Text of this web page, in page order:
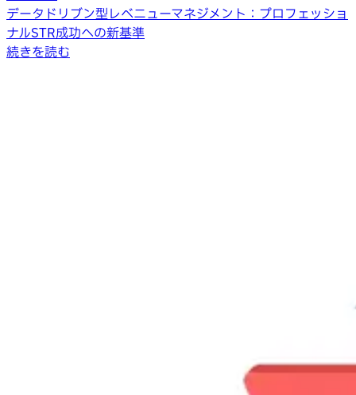
データドリブン型レベニューマネジメント：プロフェッショ
ナルSTR成功への新基準
続きを読む